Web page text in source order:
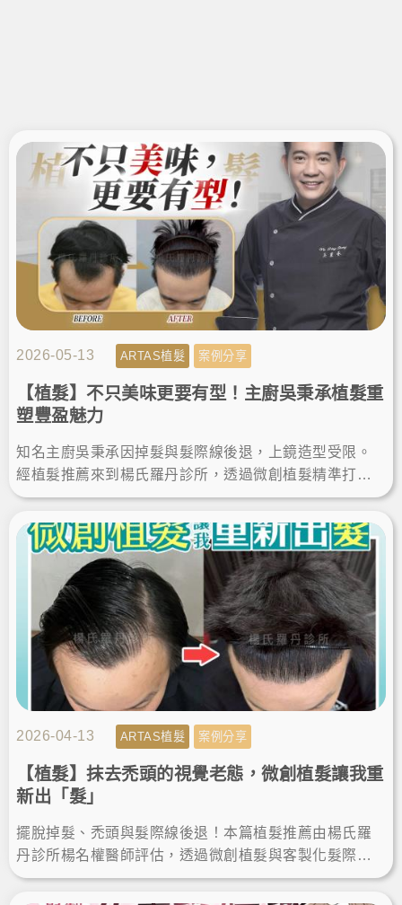
2026-05-13 ARTAS植髮 案例分享
【植髮】不只美味更要有型！主廚吳秉承植髮重
塑豐盈魅力
知名主廚吳秉承因掉髮與髮際線後退，上鏡造型受限。
經植髮推薦來到楊氏羅丹診所，透過微創植髮精準打造
客製化髮際線。這次的植髮經歷讓他重拾豐盈，自信展
現無死角帥氣。
2026-04-13 ARTAS植髮 案例分享
【植髮】抹去禿頭的視覺老態，微創植髮讓我重
新出「髮」
擺脫掉髮、禿頭與髮際線後退！本篇植髮推薦由楊氏羅
丹診所楊名權醫師評估，透過微創植髮與客製化髮際線
設計，解決高額頭植髮需求，術後重獲自然髮量與自
信。